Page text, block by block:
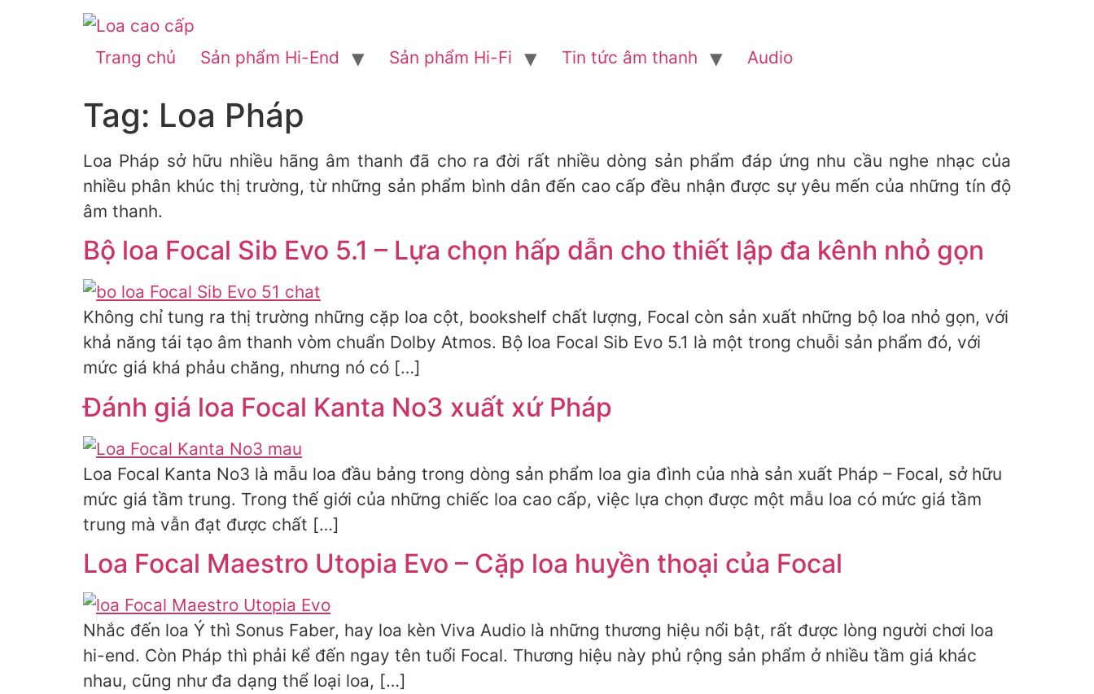
Trang chủ Sản phẩm Hi-End Sản phẩm Hi-Fi Tin tức âm thanh Audio
Tag: Loa Pháp
Loa Pháp sở hữu nhiều hãng âm thanh đã cho ra đời rất nhiều dòng sản phẩm đáp ứng nhu cầu nghe nhạc của
nhiều phân khúc thị trường, từ những sản phẩm bình dân đến cao cấp đều nhận được sự yêu mến của những tín độ
âm thanh.
Bộ loa Focal Sib Evo 5.1 – Lựa chọn hấp dẫn cho thiết lập đa kênh nhỏ gọn
Không chỉ tung ra thị trường những cặp loa cột, bookshelf chất lượng, Focal còn sản xuất những bộ loa nhỏ gọn, với
khả năng tái tạo âm thanh vòm chuẩn Dolby Atmos. Bộ loa Focal Sib Evo 5.1 là một trong chuỗi sản phẩm đó, với
mức giá khá phảu chăng, nhưng nó có […]
Đánh giá loa Focal Kanta No3 xuất xứ Pháp
Loa Focal Kanta No3 là mẫu loa đầu bảng trong dòng sản phẩm loa gia đình của nhà sản xuất Pháp – Focal, sở hữu
mức giá tầm trung. Trong thế giới của những chiếc loa cao cấp, việc lựa chọn được một mẫu loa có mức giá tầm
trung mà vẫn đạt được chất […]
Loa Focal Maestro Utopia Evo – Cặp loa huyền thoại của Focal
Nhắc đến loa Ý thì Sonus Faber, hay loa kèn Viva Audio là những thương hiệu nổi bật, rất được lòng người chơi loa
hi-end. Còn Pháp thì phải kể đến ngay tên tuổi Focal. Thương hiệu này phủ rộng sản phẩm ở nhiều tầm giá khác
nhau, cũng như đa dạng thể loại loa, […]